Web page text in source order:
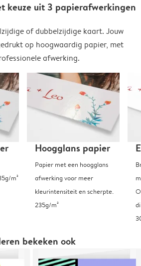
keuze uit 3 papierafwerkingen
of dubbelzijdige kaart. Jouw
op hoogwaardig papier, met
afwerking.
m²
Hoogglans papier
Papier met een hoogglans
afwerking voor meer
kleurintensiteit en scherpte.
235g/m²
bekeken ook